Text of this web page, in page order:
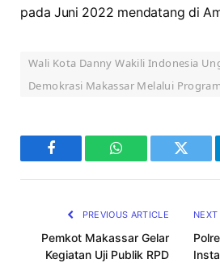
pada Juni 2022 mendatang di
Wali Kota Danny Wakili Indonesia
Demokrasi Makassar Melalui
Facebook WhatsApp
PREVIOUS ARTICLE
Pemkot Makassar Gelar
Kegiatan Uji Publik RPD
NEXT